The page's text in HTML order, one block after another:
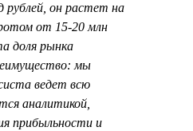
рублей, он растет на
от 15-20 млн
доля рынка
мы
ведет всю
аналитикой,
прибыльности и